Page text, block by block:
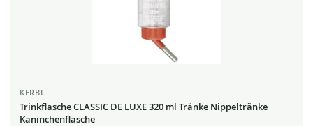
KERBL
Trinkflasche CLASSIC DE LUXE 320 ml Tränke Nippeltränke
Kaninchenflasche